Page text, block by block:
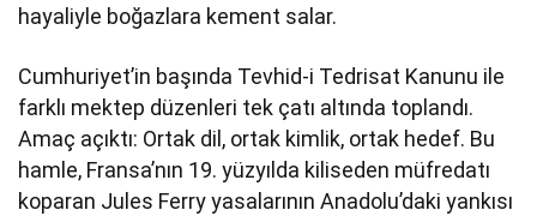
hayaliyle boğazlara kement salar.
Cumhuriyet’in başında Tevhid-i Tedrisat Kanunu ile
farklı mektep düzenleri tek çatı altında toplandı.
Amaç açıktı: Ortak dil, ortak kimlik, ortak hedef. Bu
hamle, Fransa’nın 19. yüzyılda kiliseden müfredatı
koparan Jules Ferry yasalarının Anadolu’daki yankısı